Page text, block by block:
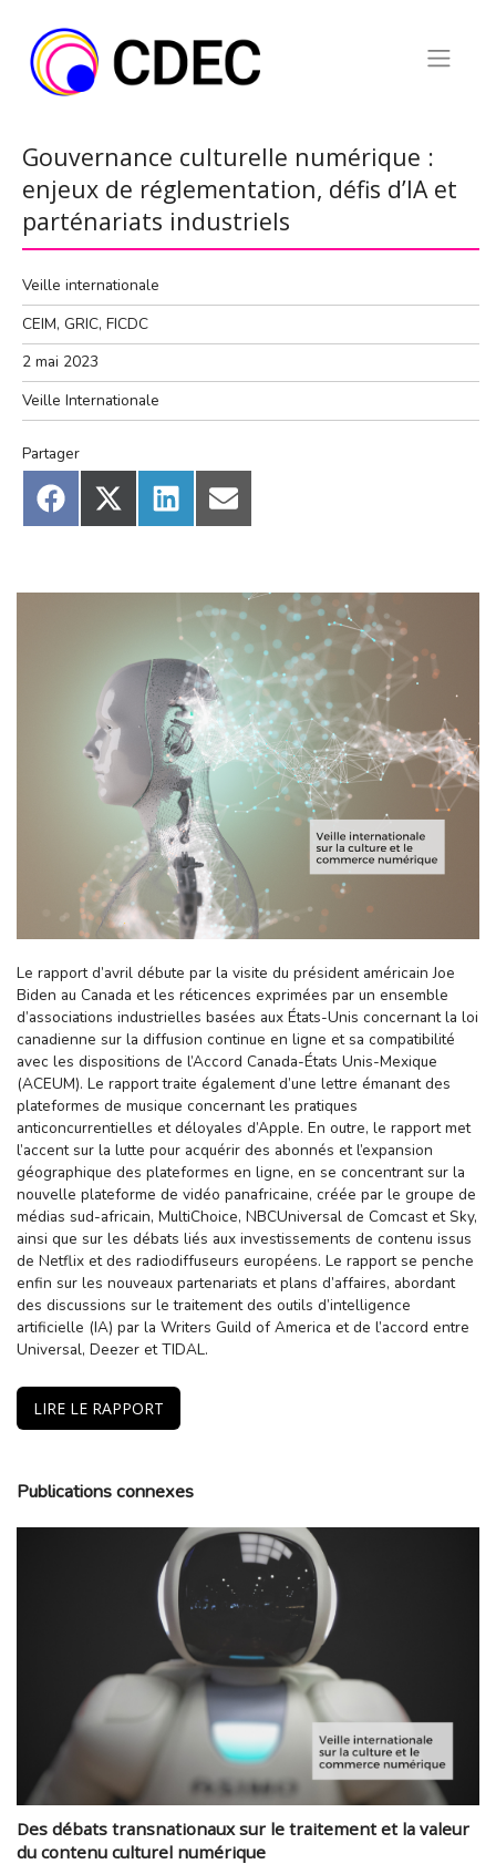
content
Le rapport d’avril débute par la visite du président américain Joe
Biden au Canada et les réticences exprimées par un ensemble
d’associations industrielles basées aux États-Unis concernant la loi
canadienne sur la diffusion continue en ligne et sa compatibilité
avec les dispositions de l’Accord Canada-États Unis-Mexique
(ACEUM). Le rapport traite également d’une lettre émanant des
plateformes de musique concernant les pratiques
anticoncurrentielles et déloyales d’Apple. En outre, le rapport met
l’accent sur la lutte pour acquérir des abonnés et l’expansion
géographique des plateformes en ligne, en se concentrant sur la
nouvelle plateforme de vidéo panafricaine, créée par le groupe de
médias sud-africain, MultiChoice, NBCUniversal de Comcast et Sky,
ainsi que sur les débats liés aux investissements de contenu issus
de Netflix et des radiodiffuseurs européens. Le rapport se penche
enfin sur les nouveaux partenariats et plans d’affaires, abordant
des discussions sur le traitement des outils d’intelligence
artificielle (IA) par la Writers Guild of America et de l’accord entre
Universal, Deezer et TIDAL.
LIRE LE RAPPORT
Publications connexes
Des débats transnationaux sur le traitement et la valeur
du contenu culturel numérique
Gouvernance culturelle numérique :
enjeux de réglementation, défis d’IA et
parténariats industriels
Veille internationale
CEIM, GRIC, FICDC
2 mai 2023
Veille Internationale
Partager
Share
on
Facebook
Share
X
Share
on
LinkedIn
Share
Email